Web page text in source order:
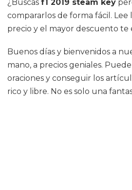
¿Buscas f1 2019 steam key
compararlos de forma fácil. Lee
precio y el mayor descuento te
Buenos días y bienvenidos a
mano, a precios geniales.
oraciones y conseguir los
rico y libre. No es solo una